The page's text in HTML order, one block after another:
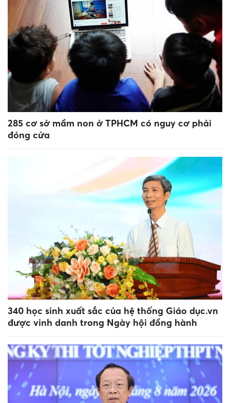
285 cơ sở mầm non ở TPHCM có nguy cơ phải
đóng cửa
340 học sinh xuất sắc của hệ thống Giáo dục.vn
được vinh danh trong Ngày hội đồng hành